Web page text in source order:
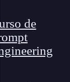
de